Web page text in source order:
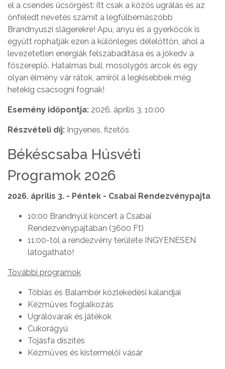
el a csendes ücsörgést: itt csak a közös ugrálás és az
önfeledt nevetés számít a legfülbemászóbb
Brandnyuszi slágerekre! Apu, anyu és a gyerkőcök is
együtt rophatják ezen a különleges délelőttön, ahol a
levezetetlen energiák felszabadítása és a jókedv a
főszereplő. Hatalmas buli, mosolygós arcok és egy
olyan élmény vár rátok, amiről a legkisebbek még
hetekig csacsogni fognak!
Esemény időpontja: 2026. április 3. 10:00
Részvételi díj: Ingyenes, fizetős
Békéscsaba Húsvéti
Programok 2026
2026. április 3. - Péntek - Csabai Rendezvénypajta
10:00 Brandnyúl koncert a Csabai
Rendezvénypajtában (3600 Ft)
11:00-tól a rendezvény területe INGYENESEN
látogatható!
További programok
Tóbiás és Balambér közlekedési kalandjai
Kézműves foglalkozás
Ugrálóvárak és játékok
Cukorágyú
Tojásfa díszítés
Kézműves és kistermelői vásár